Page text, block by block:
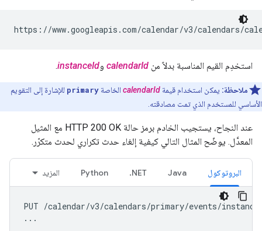
استخدِم القيم المناسبة بدلاً من calendarId وinstanceId
.
ملاحظة: يمكن استخدام قيمة calendarId الخاصة primary للإشارة إلى التقويم
الأساسي للمستخدم الذي تمت مصادقته.
عند النجاح، يستجيب الخادم برمز حالة HTTP 200 OK مع المثيل
المعدَّل. يوضّح المثال التالي كيفية إلغاء حدث تكراري لحدث متكرّر.
البروتوكول Java
NET.
Python المزيد
PUT /calendar/v3/calendars/primary/events/
...